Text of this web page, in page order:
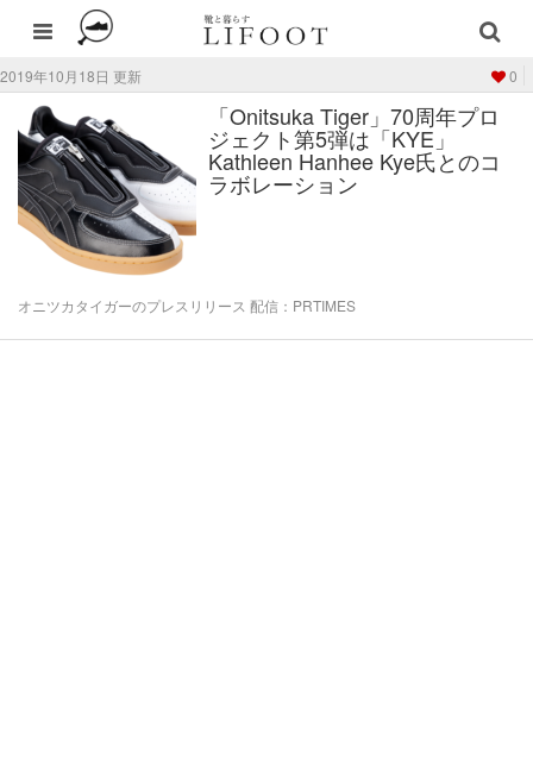
2019年10月18日 更新 0
「Onitsuka Tiger」70周年プロ
ジェクト第5弾は「KYE」
Kathleen Hanhee Kye氏とのコ
ラボレーション
オニツカタイガーのプレスリリース 配信：PRTIMES